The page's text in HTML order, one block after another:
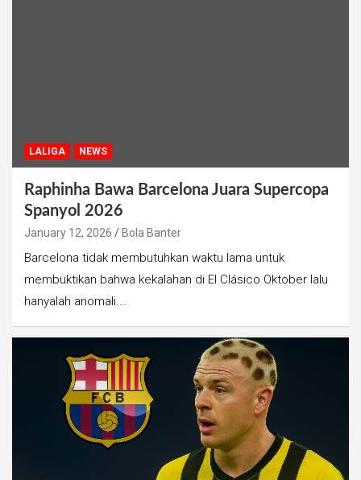
LALIGA NEWS
Raphinha Bawa Barcelona Juara Supercopa
Spanyol 2026
January 12, 2026 Bola Banter
Barcelona tidak membutuhkan waktu lama untuk
membuktikan bahwa kekalahan di El Clásico Oktober lalu
hanyalah anomali.…